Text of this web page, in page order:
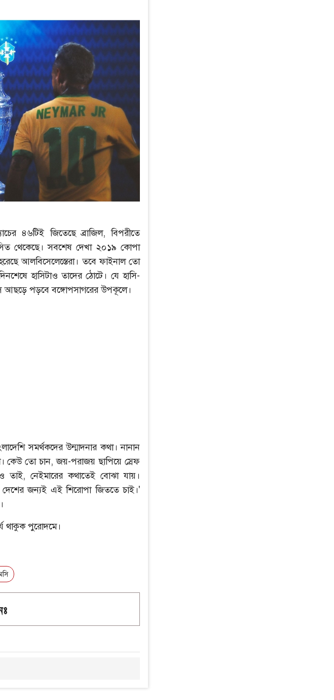
৪৬টিই জিতেছে ব্রাজিল, বিপরীতে
থেকেছে। সবশেষ দেখা ২০১৯ কোপা
আলবিসেলেস্তেরা। তবে ফাইনাল তো
হাসিটাও তাদের ঠোটে। যে হাসি-
আছড়ে পড়বে বঙ্গোপসাগরের উপকূলে।
সমর্থকদের উন্মাদনার কথা। নানান
কেউ তো চান, জয়-পরাজয় ছাপিয়ে স্রেফ
তাই, নেইমারের কথাতেই বোঝা যায়।
দেশের জন্যই এই শিরোপা জিততে চাই।'
থাকুক পুরোদমে।